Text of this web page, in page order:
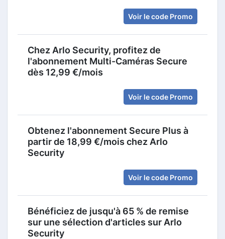
Voir le code Promo
Chez Arlo Security, profitez de
l'abonnement Multi-Caméras Secure
dès 12,99 €/mois
Voir le code Promo
Obtenez l'abonnement Secure Plus à
partir de 18,99 €/mois chez Arlo
Security
Voir le code Promo
Bénéficiez de jusqu'à 65 % de remise
sur une sélection d'articles sur Arlo
Security